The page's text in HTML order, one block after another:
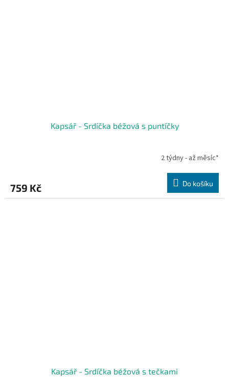
Kapsář - Srdíčka béžová s puntíčky
2 týdny - až měsíc*
759 Kč Do košíku
Kapsář - Srdíčka béžová s tečkami